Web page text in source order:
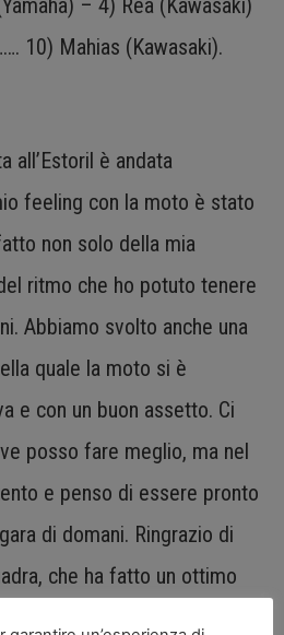
10) Mahias (Kawasaki).
all’Estoril è andata
feeling con la moto è stato
non solo della mia
ritmo che ho potuto tenere
Abbiamo svolto anche una
quale la moto si è
e con un buon assetto. Ci
posso fare meglio, ma nel
e penso di essere pronto
di domani. Ringrazio di
che ha fatto un ottimo